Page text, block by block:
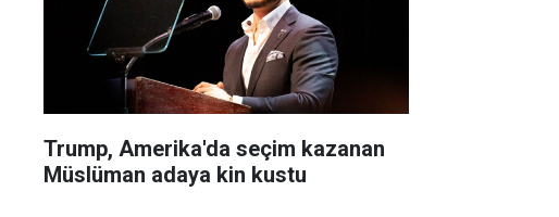
Trump, Amerika'da seçim kazanan
Müslüman adaya kin kustu